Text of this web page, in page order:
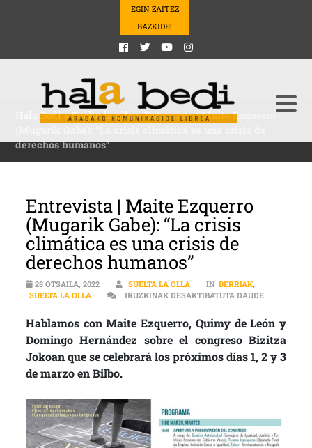
EGIN ZAITEZ
BAZKIDE!
Hala Bedi>Suelta la olla>Entrevista | Maite Ezquerro
derechos humanos”
Entrevista | Maite Ezquerro
(Mugarik Gabe): “La crisis
climática es una crisis de
derechos humanos”
28 OTSAILA, 2022 SUELTA LA OLLA IN BERRIAK,
SUELTA LA OLLA
IRUZKINAK DESAKTIBATUTA DAUDE
Hablamos con Maite Ezquerro, Quimy de León y
Domingo Hernández sobre el congreso Bizitza
Jokoan que se celebrará los próximos días 1, 2 y 3
de marzo en Bilbo.